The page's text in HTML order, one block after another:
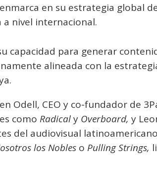
en su estrategia global
nivel internacional.
capacidad para generar
alineada con la
Odell, CEO y co-fundador de
como Radicaly Overboard, y
del audiovisual
los Nobles o Pulling Strings,